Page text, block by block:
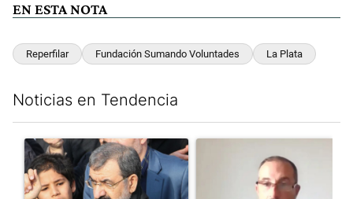
EN ESTA NOTA
Reperfilar Fundación Sumando Voluntades La Plata
Noticias en Tendencia
Un artículo de tendencia con el título "Irán nombró al ideólogo